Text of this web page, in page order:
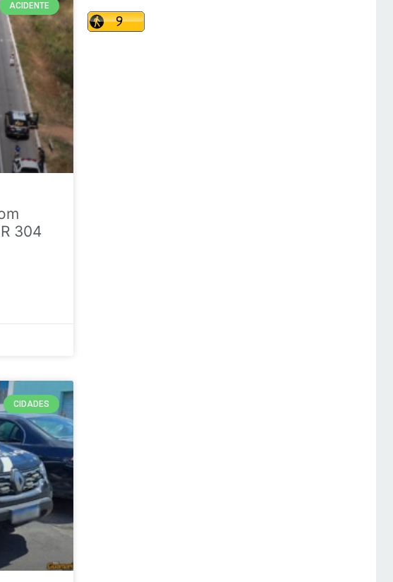
ACIDENTE
304
CIDADES